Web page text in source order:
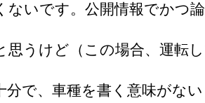
ないです。公開情報でかつ
思うけど（この場合、運転
分で、車種を書く意味がな